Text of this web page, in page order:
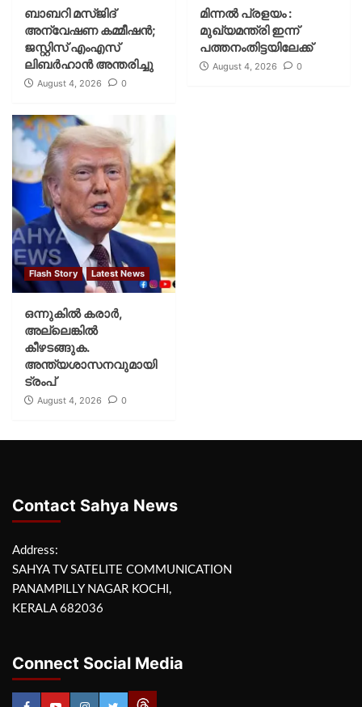
ബാബറി മസ്ജിദ്
അന്വേഷണ കമ്മീഷന്‍;
ജസ്റ്റിസ് എംഎസ്
ലിബര്‍ഹാന്‍ അന്തരിച്ചു
August 4, 2026 0
മിന്നല്‍ പ്രളയം :
മുഖ്യമന്ത്രി ഇന്ന്
പത്തനംതിട്ടയിലേക്ക്
August 4, 2026 0
Flash Story Latest News
ഒന്നുകില്‍ കരാര്‍,
അല്ലെങ്കില്‍
കീഴടങ്ങുക.
അന്ത്യശാസനവുമായി
ട്രംപ്
August 4, 2026 0
Contact Sahya News
Address:
SAHYA TV SATELITE COMMUNICATION
PANAMPILLY NAGAR KOCHI,
KERALA 682036
Connect Social Media